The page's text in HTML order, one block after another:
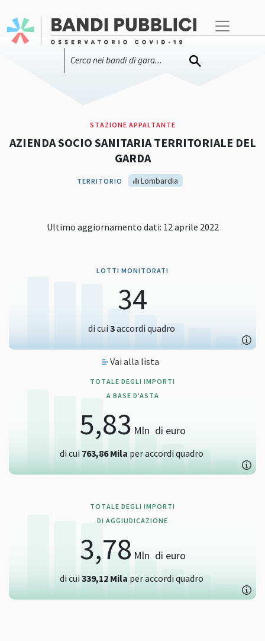
STAZIONE APPALTANTE
AZIENDA SOCIO SANITARIA TERRITORIALE DEL
GARDA
TERRITORIO Lombardia
Ultimo aggiornamento dati: 12 aprile 2022
LOTTI MONITORATI
34
di cui3accordi quadro
Vai alla lista
TOTALE DEGLI IMPORTI
A BASE D'ASTA
5,83 Mln di euro
di cui 763,86 Mila per accordi quadro
TOTALE DEGLI IMPORTI
DI AGGIUDICAZIONE
3,78 Mln di euro
di cui339,12 Mila per accordi quadro